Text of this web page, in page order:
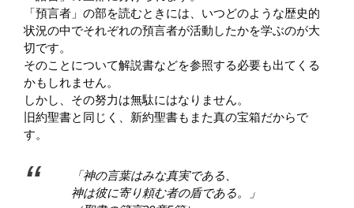
「預言者」の部を読むときには、いつどのような歴史的
状況の中でそれぞれの預言者が活動したかを学ぶのが大
切です。
そのことについて解説書などを参照する必要も出てくる
かもしれません。
しかし、その努力は無駄にはなりません。
旧約聖書と同じく、新約聖書もまた真の宝箱だからで
す。
「神の言葉はみな真実である、
神は彼に寄り頼む者の盾である。」